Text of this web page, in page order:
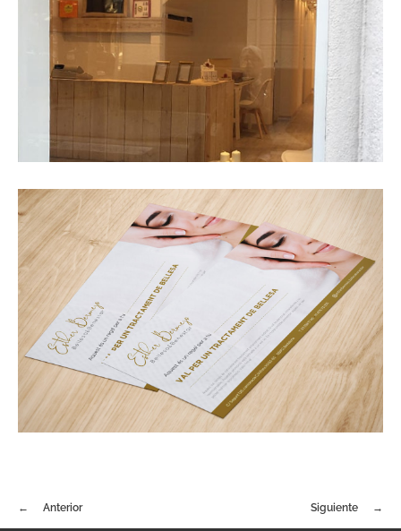
Anterior Siguiente